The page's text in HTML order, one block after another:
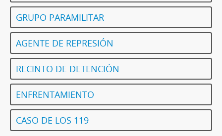
GRUPO PARAMILITAR
AGENTE DE REPRESIÓN
RECINTO DE DETENCIÓN
ENFRENTAMIENTO
CASO DE LOS 119